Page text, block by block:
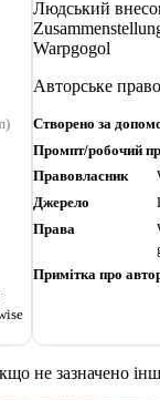
Людський
Warpgogol
Авторське
Створено за
Промпт/робочий
Правовласник
Джерело
Права
Примітка про
не зазначено